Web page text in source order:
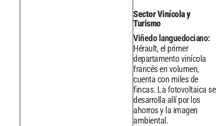
Sector Vinícola y
Turismo
Viñedo languedociano:
Hérault, el primer
departamento vinícola
francés en volumen,
cuenta con miles de
fincas. La fotovoltaica se
desarrolla allí por los
ahorros y la imagen
ambiental.